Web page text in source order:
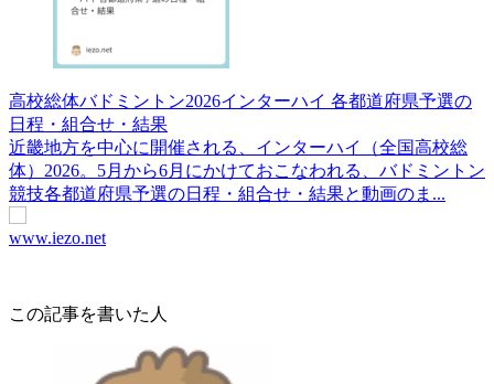
高校総体バドミントン2026インターハイ 各都道府県予選の
日程・組合せ・結果
近畿地方を中心に開催される、インターハイ（全国高校総
体）2026。5月から6月にかけておこなわれる、バドミントン
競技各都道府県予選の日程・組合せ・結果と動画のま...
www.iezo.net
この記事を書いた人